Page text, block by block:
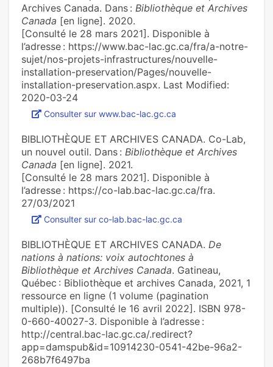
Archives Canada. Dans : Bibliothèque et Archives
Canada [en ligne]. 2020.
[Consulté le 28 mars 2021]. Disponible à
l’adresse : https://www.bac-lac.gc.ca/fra/a-notre-
sujet/nos-projets-infrastructures/nouvelle-
installation-preservation/Pages/nouvelle-
installation-preservation.aspx. Last Modified:
2020-03-24
Consulter sur www.bac-lac.gc.ca
BIBLIOTHÈQUE ET ARCHIVES CANADA. Co-Lab,
un nouvel outil. Dans : Bibliothèque et Archives
Canada [en ligne]. 2021.
[Consulté le 28 mars 2021]. Disponible à
l’adresse : https://co-lab.bac-lac.gc.ca/fra.
27/03/2021
Consulter sur co-lab.bac-lac.gc.ca
BIBLIOTHÈQUE ET ARCHIVES CANADA. De
nations à nations: voix autochtones à
Bibliothèque et Archives Canada. Gatineau,
Québec : Bibliothèque et archives Canada, 2021, 1
ressource en ligne (1 volume (pagination
multiple)). [Consulté le 16 avril 2022]. ISBN 978-
0-660-40027-3. Disponible à l’adresse :
http://central.bac-lac.gc.ca/.redirect?
app=damspub&id=10914230-0541-42be-96a2-
268b7f6497ba